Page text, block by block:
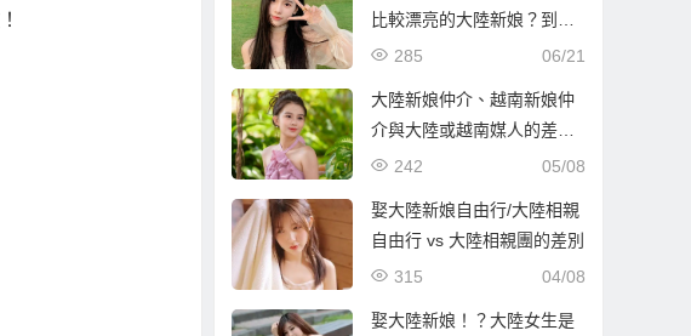
比較漂亮的大陸新娘？到哈
爾濱比較容易！
06/21
285
大陸新娘仲介、越南新娘仲
介與大陸或越南媒人的差別
解析
05/08
242
娶大陸新娘自由行/大陸相親
自由行 vs 大陸相親團的差別
04/08
315
娶大陸新娘！？大陸女生是